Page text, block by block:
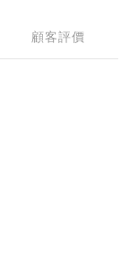
顧客評價